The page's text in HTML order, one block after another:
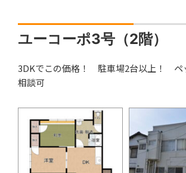
ユーコーポ3号（2階）
3DKでこの価格！ 駐車場2台以上！ ペ
相談可